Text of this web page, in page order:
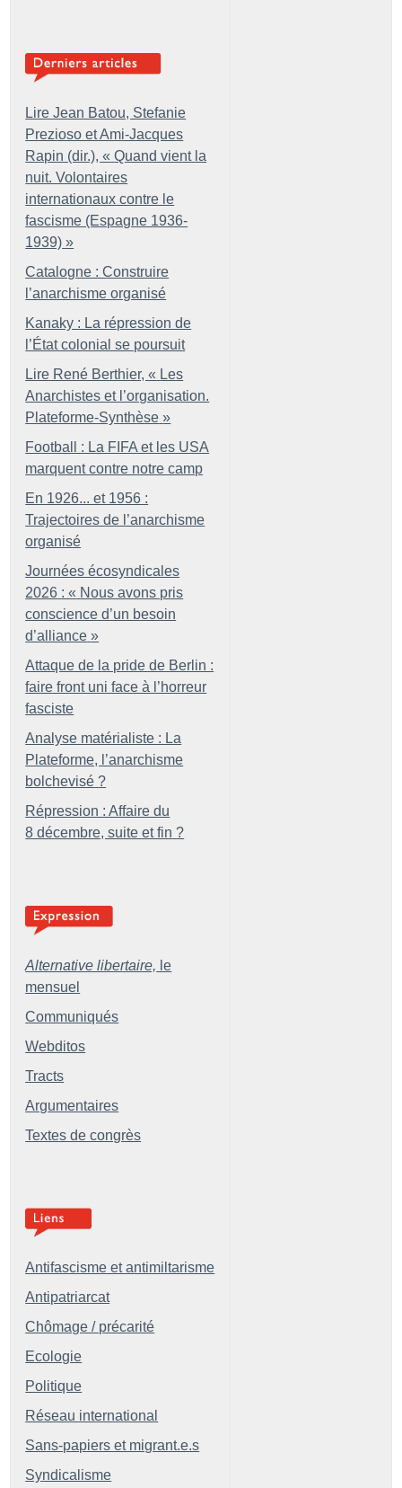
Lire Jean Batou, Stefanie
Prezioso et Ami-Jacques
Rapin (dir.), « Quand vient la
nuit. Volontaires
internationaux contre le
fascisme (Espagne 1936-
1939) »
Catalogne : Construire
l’anarchisme organisé
Kanaky : La répression de
l’État colonial se poursuit
Lire René Berthier, « Les
Anarchistes et l’organisation.
Plateforme-Synthèse »
Football : La FIFA et les USA
marquent contre notre camp
En 1926... et 1956 :
Trajectoires de l’anarchisme
organisé
Journées écosyndicales
2026 : « Nous avons pris
conscience d’un besoin
d’alliance »
Attaque de la pride de Berlin :
faire front uni face à l’horreur
fasciste
Analyse matérialiste : La
Plateforme, l’anarchisme
bolchevisé ?
Répression : Affaire du
8 décembre, suite et fin ?
Alternative libertaire, le
mensuel
Communiqués
Webditos
Tracts
Argumentaires
Textes de congrès
Antifascisme et antimiltarisme
Antipatriarcat
Chômage / précarité
Ecologie
Politique
Réseau international
Sans-papiers et migrant.e.s
Syndicalisme